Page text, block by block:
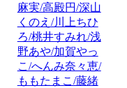
麻実/高殿円/深山
くのえ/川上ちひ
ろ/桃井すみれ/浅
野あや/加賀やっ
こ/へんみ奈々恵/
ももたまこ/藤緒